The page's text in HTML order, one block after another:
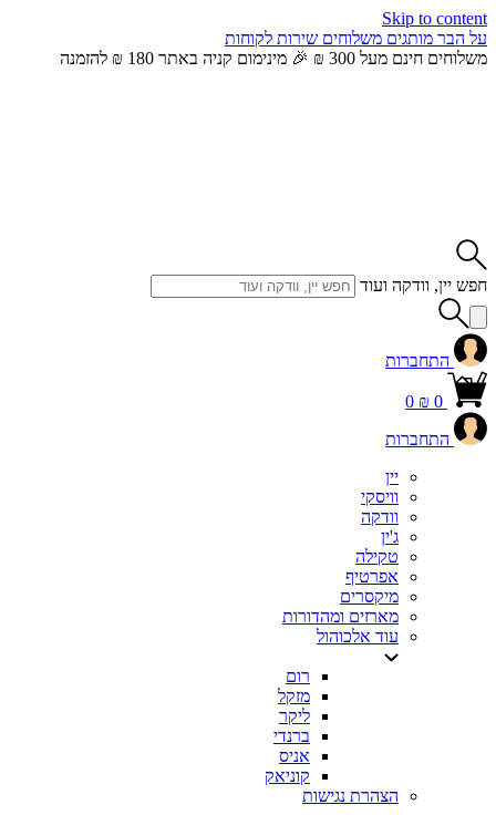
Skip to content
על הבר מותגים משלוחים שירות לקוחות
משלוחים חינם מעל 300 ₪ 🎉 מינימום קניה באתר 180 ₪ להזמנה
חפש יין, וודקה ועוד
התחברות
0
0 ₪
התחברות
יין
וויסקי
וודקה
ג'ין
טקילה
אפרטיף
מיקסרים
מארזים ומהדורות
עוד אלכוהול
רום
מזקל
ליקר
ברנדי
אניס
קוניאק
הצהרת נגישות